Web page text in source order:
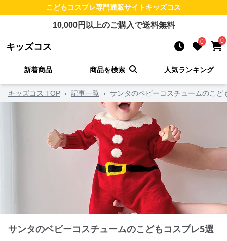
こどもコスプレ専門通販サイトキッズコス
10,000円以上のご購入で送料無料
キッズコス 0 0
新着商品 商品を検索 人気ランキング
キッズコス TOP › 記事一覧 › サンタのベビーコスチュームのこど
サンタのベビーコスチュームのこどもコスプレ5選